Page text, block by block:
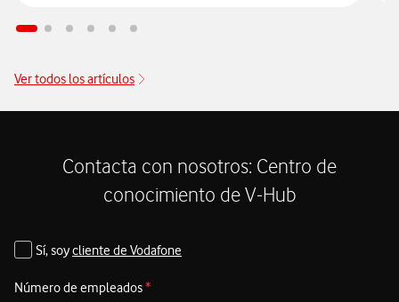
Ver todos los artículos
Contacta con nosotros: Centro de
conocimiento de V-Hub
Sí, soycliente de Vodafone
Número de empleados*